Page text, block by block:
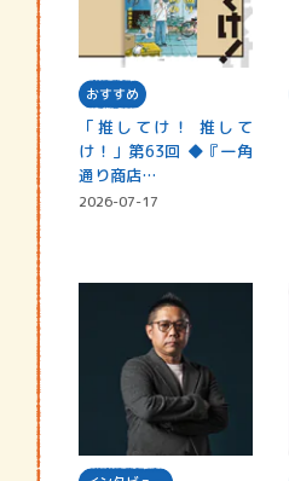
おすすめ
「推してけ！ 推して
け！」第63回 ◆『一角
通り商店…
2026-07-17